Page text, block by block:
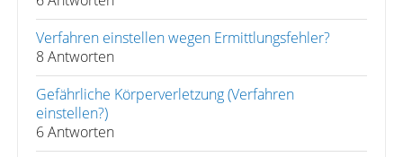
Verfahren einstellen wegen Ermittlungsfehler?
8 Antworten
Gefährliche Körperverletzung (Verfahren
einstellen?)
6 Antworten